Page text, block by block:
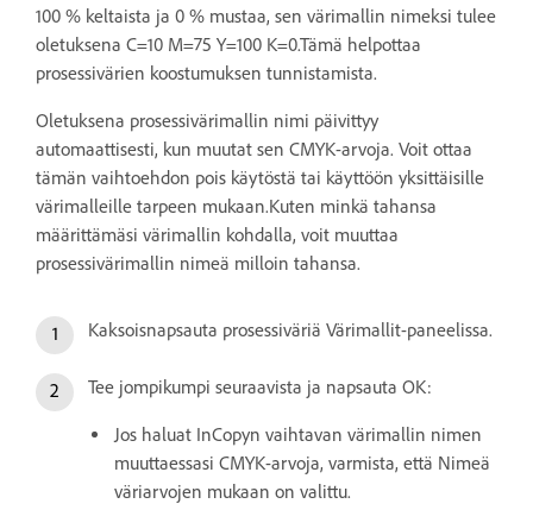
100 % keltaista ja 0 % mustaa, sen värimallin nimeksi tulee
oletuksena C=10 M=75 Y=100 K=0.Tämä helpottaa
prosessivärien koostumuksen tunnistamista.
Oletuksena prosessivärimallin nimi päivittyy
automaattisesti, kun muutat sen CMYK-arvoja. Voit ottaa
tämän vaihtoehdon pois käytöstä tai käyttöön yksittäisille
värimalleille tarpeen mukaan.Kuten minkä tahansa
määrittämäsi värimallin kohdalla, voit muuttaa
prosessivärimallin nimeä milloin tahansa.
Kaksoisnapsauta prosessiväriä Värimallit-paneelissa.
Tee jompikumpi seuraavista ja napsauta OK:
Jos haluat InCopyn vaihtavan värimallin nimen
muuttaessasi CMYK-arvoja, varmista, että Nimeä
väriarvojen mukaan on valittu.